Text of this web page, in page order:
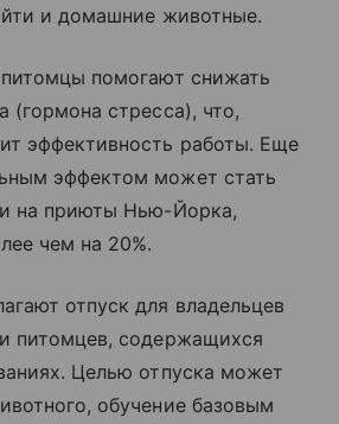
и домашние животные.
помогают снижать
(гормона стресса), что,
эффективность работы. Еще
эффектом может стать
на приюты Нью-Йорка,
чем на 20%.
отпуск для владельцев
питомцев, содержащихся
Целью отпуска может
обучение базовым